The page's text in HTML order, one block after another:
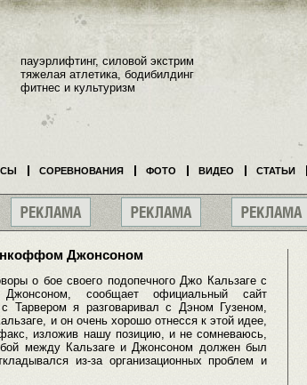
Джонсоном
о бое своего подопечного Джо Кальзаге с
сообщает официальный сайт
Тарвером я разговаривал с Дэном Гузеном,
и он очень хорошо отнесся к этой идее,
изложив нашу позицию, и не сомневаюсь,
между Кальзаге и Джонсоном должен был
из-за организационных проблем и
пауэрлифтинг, силовой экстрим
тяжелая атлетика, бодибилдинг
фитнес и культуризм
СОРЕВНОВАНИЯ ФОТО ВИДЕО СТАТЬИ